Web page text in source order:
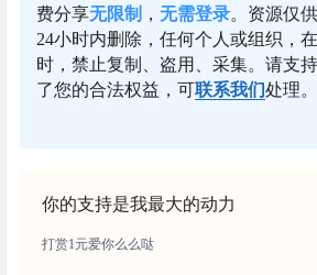
费分享无限制 ， 无需登录。资源仅
24小时内删除，任何个人或组织，
时，禁止复制、盗用、采集。请支
了您的合法权益，可联系我们处理。
你的支持是我最大的动力
打赏1元爱你么么哒